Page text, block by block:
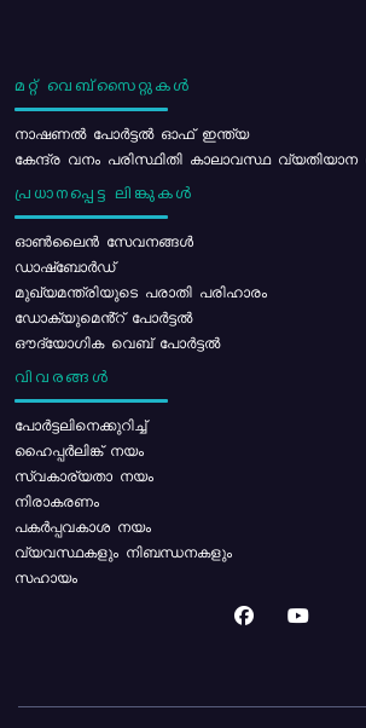
മറ്റ് വെബ്സൈറ്റുകൾ
നാഷണൽ പോർട്ടൽ ഓഫ് ഇന്ത്യ
കേന്ദ്ര വനം പരിസ്ഥിതി കാലാവസ്ഥ വ്യതിയാന
പ്രധാനപ്പെട്ട ലിങ്കുകൾ
ഓൺലൈൻ സേവനങ്ങൾ
ഡാഷ്ബോർഡ്
മുഖ്യമന്ത്രിയുടെ പരാതി പരിഹാരം
ഡോക്യുമെൻ്റ് പോർട്ടൽ
ഔദ്യോഗിക വെബ് പോർട്ടൽ
വിവരങ്ങൾ
പോര്‍ട്ടലിനെക്കുറിച്ച്
ഹൈപ്പർലിങ്ക് നയം
സ്വകാര്യതാ നയം
നിരാകരണം
പകർപ്പവകാശ നയം
വ്യവസ്ഥകളും നിബന്ധനകളും
സഹായം